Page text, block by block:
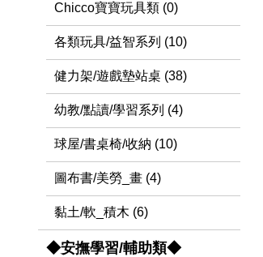
Chicco寶寶玩具類 (0)
各類玩具/益智系列 (10)
健力架/遊戲墊站桌 (38)
幼教/點讀/學習系列 (4)
球屋/書桌椅/收納 (10)
圖布書/美勞_畫 (4)
黏土/軟_積木 (6)
◆安撫學習/輔助類◆